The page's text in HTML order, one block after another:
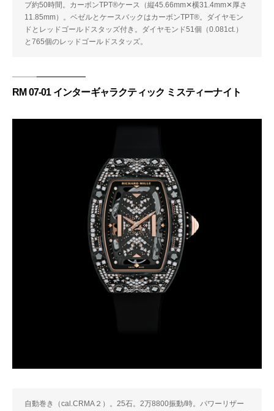
ブ約50時間。カーボンTPT®ケース（縦45.66mm✕横31.4mm✕厚さ
11.85mm）。ベゼルとケースバックはカーボンTPT®。ダイヤモン
ドとレッドゴールドスタッズ付き。ダイヤモンド51個（0.081ct.）
と765個のレッドゴールドスタッズ。
RM 07-01 インターギャラクティック ミスティーナイト
自動巻き（cal.CRMA２）。25石。2万8800振動/時。パワーリザー